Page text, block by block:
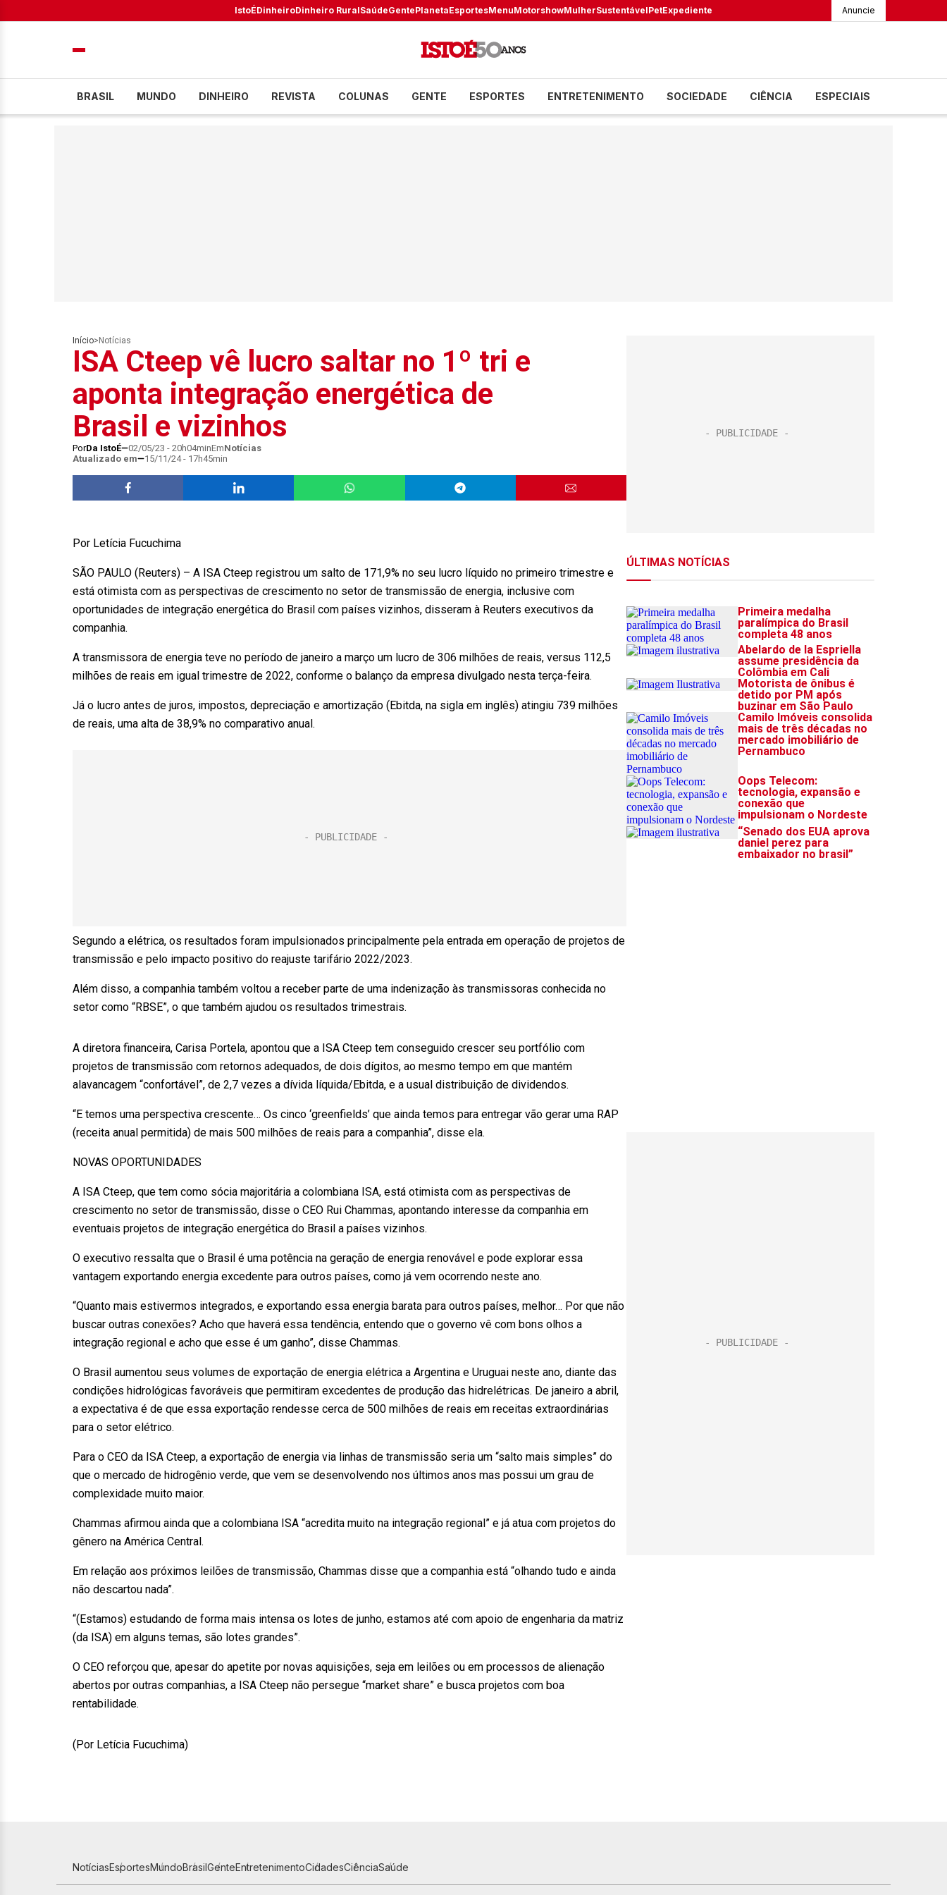
IstoÉDinheiroDinheiro RuralSaúdeGentePlanetaEsportesMenuMotorshowMulherSustentávelPetExpediente Anuncie
BRASIL MUNDO DINHEIRO REVISTA COLUNAS GENTE ESPORTES ENTRETENIMENTO SOCIEDADE CIÊNCIA ESPECIAIS
Início> Notícias
ISA Cteep vê lucro saltar no 1º tri e
aponta integração energética de
Brasil e vizinhos
PorDa IstoÉ 02/05/23 - 20h04minEmNotícias
Atualizado em
15/11/24 - 17h45min
Por Letícia Fucuchima
SÃO PAULO (Reuters) – A ISA Cteep registrou um salto de 171,9% no seu lucro líquido no primeiro trimestre e
está otimista com as perspectivas de crescimento no setor de transmissão de energia, inclusive com
oportunidades de integração energética do Brasil com países vizinhos, disseram à Reuters executivos da
companhia.
A transmissora de energia teve no período de janeiro a março um lucro de 306 milhões de reais, versus 112,5
milhões de reais em igual trimestre de 2022, conforme o balanço da empresa divulgado nesta terça-feira.
Já o lucro antes de juros, impostos, depreciação e amortização (Ebitda, na sigla em inglês) atingiu 739 milhões
de reais, uma alta de 38,9% no comparativo anual.
Segundo a elétrica, os resultados foram impulsionados principalmente pela entrada em operação de projetos de
transmissão e pelo impacto positivo do reajuste tarifário 2022/2023.
Além disso, a companhia também voltou a receber parte de uma indenização às transmissoras conhecida no
setor como “RBSE”, o que também ajudou os resultados trimestrais.
A diretora financeira, Carisa Portela, apontou que a ISA Cteep tem conseguido crescer seu portfólio com
projetos de transmissão com retornos adequados, de dois dígitos, ao mesmo tempo em que mantém
alavancagem “confortável”, de 2,7 vezes a dívida líquida/Ebitda, e a usual distribuição de dividendos.
“E temos uma perspectiva crescente… Os cinco ‘greenfields’ que ainda temos para entregar vão gerar uma RAP
(receita anual permitida) de mais 500 milhões de reais para a companhia”, disse ela.
NOVAS OPORTUNIDADES
A ISA Cteep, que tem como sócia majoritária a colombiana ISA, está otimista com as perspectivas de
crescimento no setor de transmissão, disse o CEO Rui Chammas, apontando interesse da companhia em
eventuais projetos de integração energética do Brasil a países vizinhos.
O executivo ressalta que o Brasil é uma potência na geração de energia renovável e pode explorar essa
vantagem exportando energia excedente para outros países, como já vem ocorrendo neste ano.
“Quanto mais estivermos integrados, e exportando essa energia barata para outros países, melhor… Por que não
buscar outras conexões? Acho que haverá essa tendência, entendo que o governo vê com bons olhos a
integração regional e acho que esse é um ganho”, disse Chammas.
O Brasil aumentou seus volumes de exportação de energia elétrica a Argentina e Uruguai neste ano, diante das
condições hidrológicas favoráveis que permitiram excedentes de produção das hidrelétricas. De janeiro a abril,
a expectativa é de que essa exportação rendesse cerca de 500 milhões de reais em receitas extraordinárias
para o setor elétrico.
Para o CEO da ISA Cteep, a exportação de energia via linhas de transmissão seria um “salto mais simples” do
que o mercado de hidrogênio verde, que vem se desenvolvendo nos últimos anos mas possui um grau de
complexidade muito maior.
Chammas afirmou ainda que a colombiana ISA “acredita muito na integração regional” e já atua com projetos do
gênero na América Central.
Em relação aos próximos leilões de transmissão, Chammas disse que a companhia está “olhando tudo e ainda
não descartou nada”.
“(Estamos) estudando de forma mais intensa os lotes de junho, estamos até com apoio de engenharia da matriz
(da ISA) em alguns temas, são lotes grandes”.
O CEO reforçou que, apesar do apetite por novas aquisições, seja em leilões ou em processos de alienação
abertos por outras companhias, a ISA Cteep não persegue “market share” e busca projetos com boa
rentabilidade.
(Por Letícia Fucuchima)
NotíciasEsportesMundoBrasilGenteEntretenimentoCidadesCiênciaSaúde